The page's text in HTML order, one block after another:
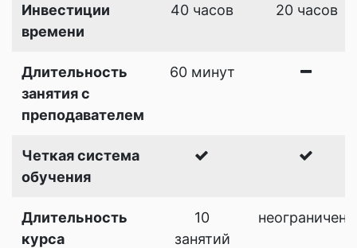
Инвестиции
времени
40 часов 20 часов
Длительность
занятия с
преподавателем
60 минут
Четкая система
обучения
Длительность
курса
10
занятий
неограничена